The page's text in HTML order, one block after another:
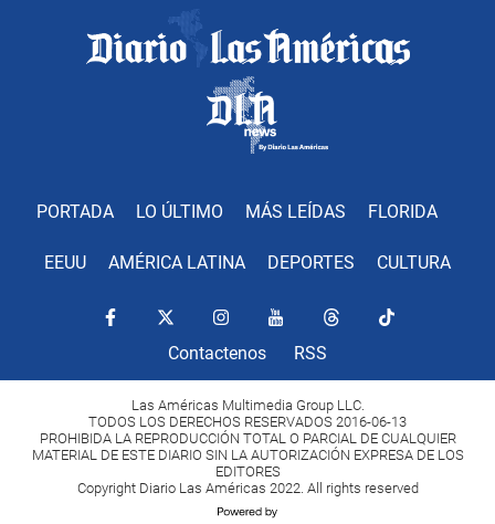
PORTADA LO ÚLTIMO MÁS LEÍDAS FLORIDA
EEUU AMÉRICA LATINA DEPORTES CULTURA
Contactenos RSS
Las Américas Multimedia Group LLC.
TODOS LOS DERECHOS RESERVADOS 2016-06-13
PROHIBIDA LA REPRODUCCIÓN TOTAL O PARCIAL DE CUALQUIER
MATERIAL DE ESTE DIARIO SIN LA AUTORIZACIÓN EXPRESA DE LOS
EDITORES
Copyright Diario Las Américas 2022. All rights reserved